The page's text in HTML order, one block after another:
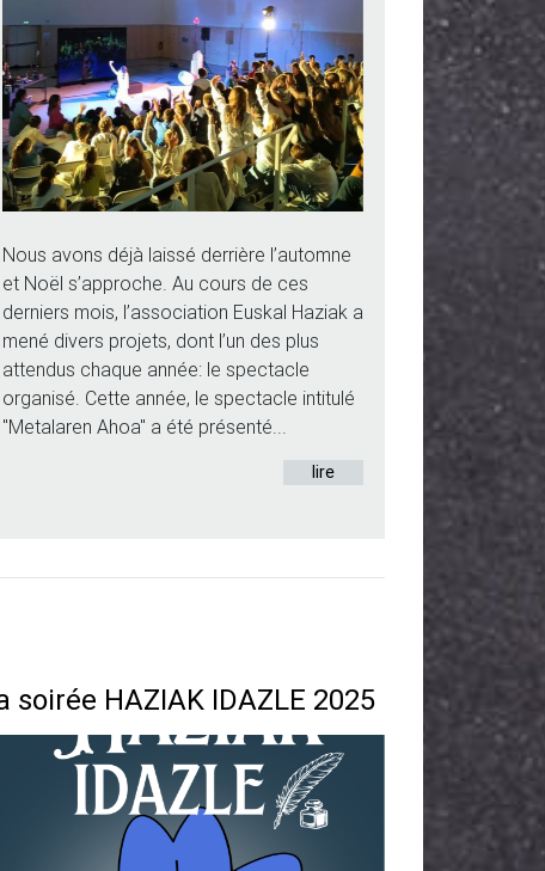
Nous avons déjà laissé derrière l’automne
et Noël s’approche. Au cours de ces
derniers mois, l’association Euskal Haziak a
mené divers projets, dont l’un des plus
attendus chaque année: le spectacle
organisé. Cette année, le spectacle intitulé
"Metalaren Ahoa" a été présenté...
lire
soirée HAZIAK IDAZLE 2025